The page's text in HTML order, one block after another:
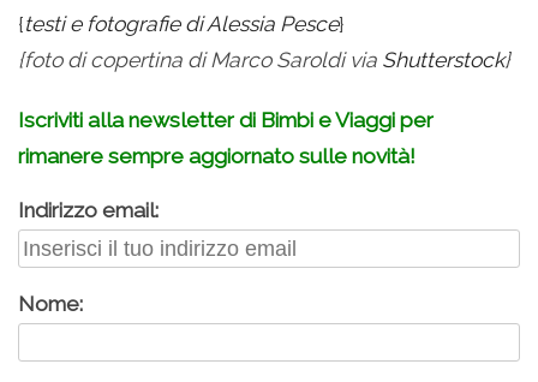
{testi e fotografie di Alessia Pesce}
{foto di copertina di Marco Saroldi via Shutterstock}
Iscriviti alla newsletter di Bimbi e Viaggi per
rimanere sempre aggiornato sulle novità!
Indirizzo email:
Nome: